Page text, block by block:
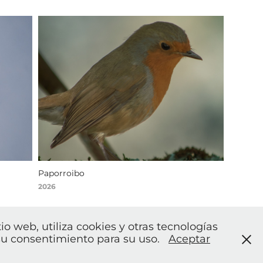
Paporroibo
2026
web, utiliza cookies y otras tecnologías
consentimiento para su uso. Aceptar